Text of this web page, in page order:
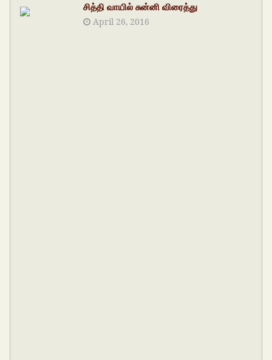
சித்தி வாயில் சுன்னி விரைத்து
April 26, 2016